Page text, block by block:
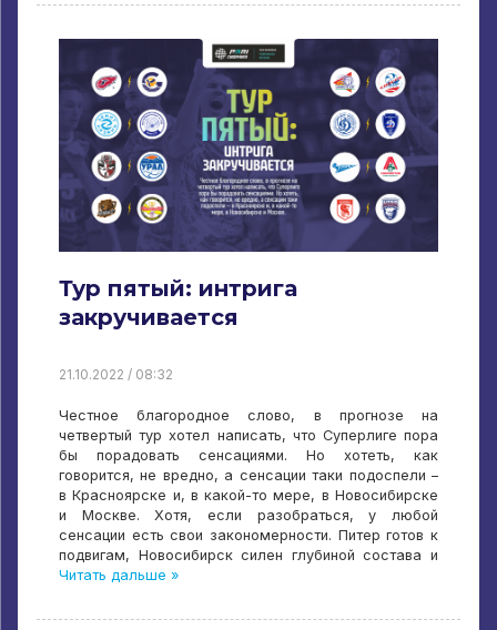
Тур пятый: интрига
закручивается
21.10.2022 / 08:32
Честное благородное слово, в прогнозе на
четвертый тур хотел написать, что Суперлиге пора
бы порадовать сенсациями. Но хотеть, как
говорится, не вредно, а сенсации таки подоспели –
в Красноярске и, в какой-то мере, в Новосибирске
и Москве. Хотя, если разобраться, у любой
сенсации есть свои закономерности. Питер готов к
подвигам, Новосибирск силен глубиной состава и
Читать дальше »